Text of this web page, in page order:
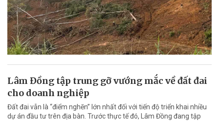
Lâm Đồng tập trung gỡ vướng mắc về đất đai
cho doanh nghiệp
Đất đai vẫn là “điểm nghẽn” lớn nhất đối với tiến độ triển khai nhiều
dự án đầu tư trên địa bàn. Trước thực tế đó, Lâm Đồng đang tập